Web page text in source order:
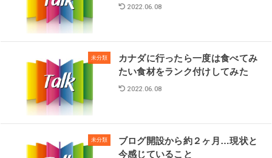
2022.06.08
未分類
カナダに行ったら一度は食べてみ
たい食材をランク付けしてみた
2022.06.08
未分類
ブログ開設から約２ヶ月…現状と
今感じていること